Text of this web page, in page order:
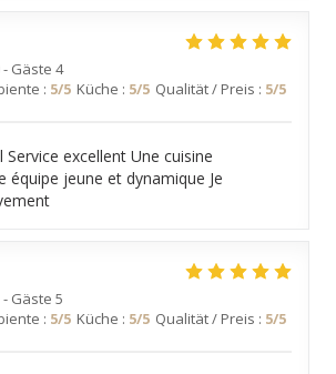
- Gäste 4
: 5/5 Küche : 5/5 Qualität / Preis : 5/5
Service excellent Une cuisine
équipe jeune et dynamique Je
- Gäste 5
: 5/5 Küche : 5/5 Qualität / Preis : 5/5